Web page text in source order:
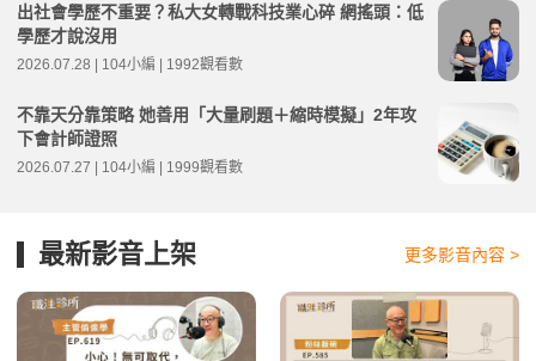
出社會學歷不重要？私大女轉戰科技業心碎 網搖頭：低
學歷才說沒用
2026.07.28 | 104小編 | 1992觀看數
不靠天分靠策略 她善用「大量刷題＋縮時模擬」2年攻
下會計師證照
2026.07.27 | 104小編 | 1999觀看數
最新影音上架 更多影音內容 >